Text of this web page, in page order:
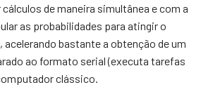
de maneira simultânea e com a
as probabilidades para atingir o
acelerando bastante a obtenção de um
ao formato serial (executa tarefas
clássico.